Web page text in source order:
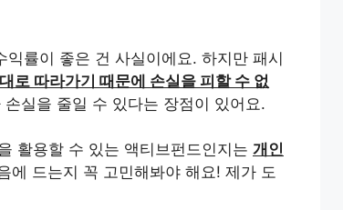
률이 좋은 건 사실이에요. 하지만 패시
로 따라가기 때문에 손실을 피할 수 없
실을 줄일 수 있다는 장점이 있어요.
활용할 수 있는 액티브펀드인지는 개인
에 드는지 꼭 고민해봐야 해요! 제가 도